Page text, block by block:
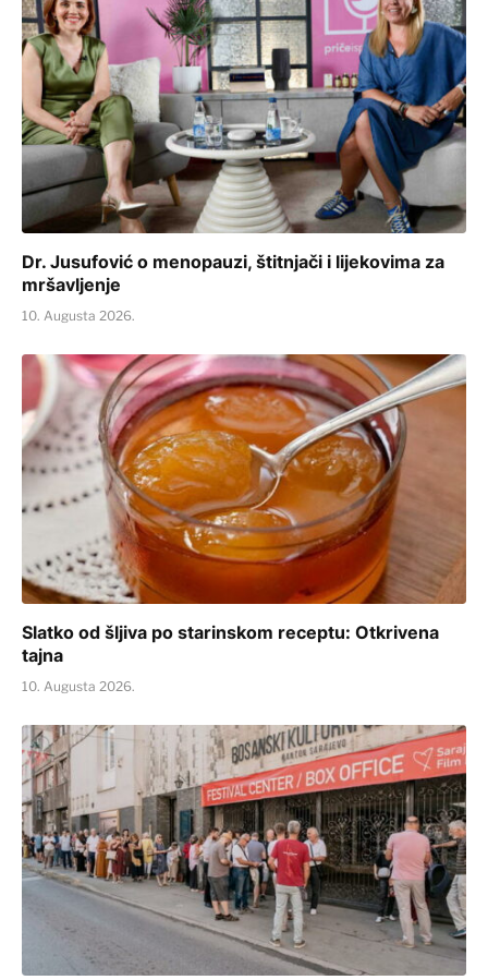
Dr. Jusufović o menopauzi, štitnjači i lijekovima za
mršavljenje
10. Augusta 2026.
Slatko od šljiva po starinskom receptu: Otkrivena
tajna
10. Augusta 2026.